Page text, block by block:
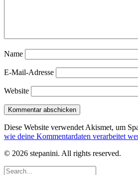
Name
E-Mail-Adresse
Website
Diese Website verwendet Akismet, um
wie deine Kommentardaten verarbeitet
© 2026 stepanini. All rights reserved.